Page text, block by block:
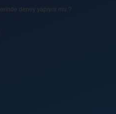
deney yapıyor mu ?